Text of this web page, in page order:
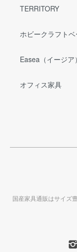
TERRITORY
ホビークラフトベ
Easea（イージア）
オフィス家具
国産家具通販はサイズ